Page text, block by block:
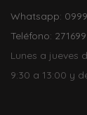
Whatsapp:
Teléfono:
Lunes a jueves
9:30 a 13:00 y